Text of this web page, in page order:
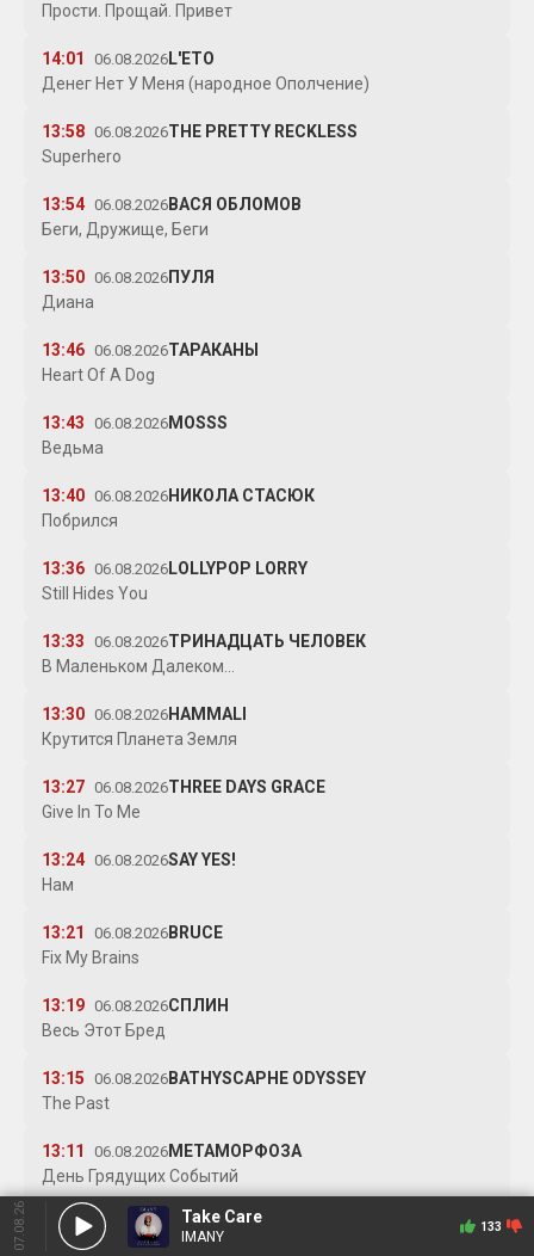
Прости. Прощай. Привет
14:01 06.08.2026 L'ETO
Денег Нет У Меня (народное Ополчение)
13:58 06.08.2026THE PRETTY RECKLESS
Superhero
13:54 06.08.2026 ВАСЯ ОБЛОМОВ
Беги, Дружище, Беги
13:50 06.08.2026 ПУЛЯ
Диана
13:46 06.08.2026ТАРАКАНЫ
Heart Of A Dog
13:43 06.08.2026 MOSSS
Ведьма
13:40 06.08.2026 НИКОЛА СТАСЮК
Побрился
13:36 06.08.2026 LOLLYPOP LORRY
Still Hides You
13:33 06.08.2026ТРИНАДЦАТЬ ЧЕЛОВЕК
В Маленьком Далеком...
13:30 06.08.2026 HAMMALI
Крутится Планета Земля
13:27 06.08.2026THREE DAYS GRACE
Give In To Me
13:24 06.08.2026SAY YES!
Нам
13:21 06.08.2026 BRUCE
Fix My Brains
13:19 06.08.2026СПЛИН
Весь Этот Бред
13:15 06.08.2026 BATHYSCAPHE ODYSSEY
The Past
13:11 06.08.2026 МЕТАМОРФОЗА
День Грядущих Событий
13:07 06.08.2026
ЛЯ-МИНОРЪ
Раз В Московском Кабаке Сидели
07.08.26 Take Care
IMANY
133